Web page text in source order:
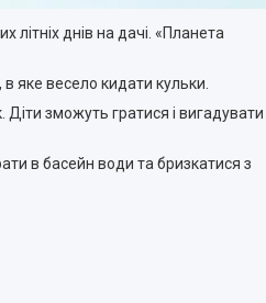
літніх днів на дачі. «Планета
яке весело кидати кульки.
зможуть гратися і вигадувати
в басейн води та бризкатися з